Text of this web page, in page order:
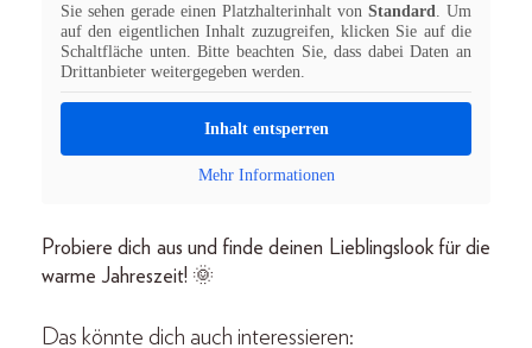
Sie sehen gerade einen Platzhalterinhalt von Standard
. Um
auf den eigentlichen Inhalt zuzugreifen, klicken Sie auf die
Schaltfläche unten. Bitte beachten Sie, dass dabei Daten an
Drittanbieter weitergegeben werden.
Inhalt entsperren
Mehr Informationen
Probiere dich aus und finde deinen Lieblingslook für die
warme Jahreszeit! 🌞
Das könnte dich auch interessieren: